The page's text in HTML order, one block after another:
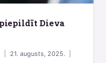
Dieva
21. augusts, 2025.